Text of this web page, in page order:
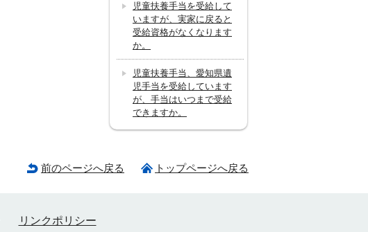
児童扶養手当を受給して
いますが、実家に戻ると
受給資格がなくなります
か。
児童扶養手当、愛知県遺
児手当を受給しています
が、手当はいつまで受給
できますか。
前のページへ戻る トップページへ戻る
リンクポリシー